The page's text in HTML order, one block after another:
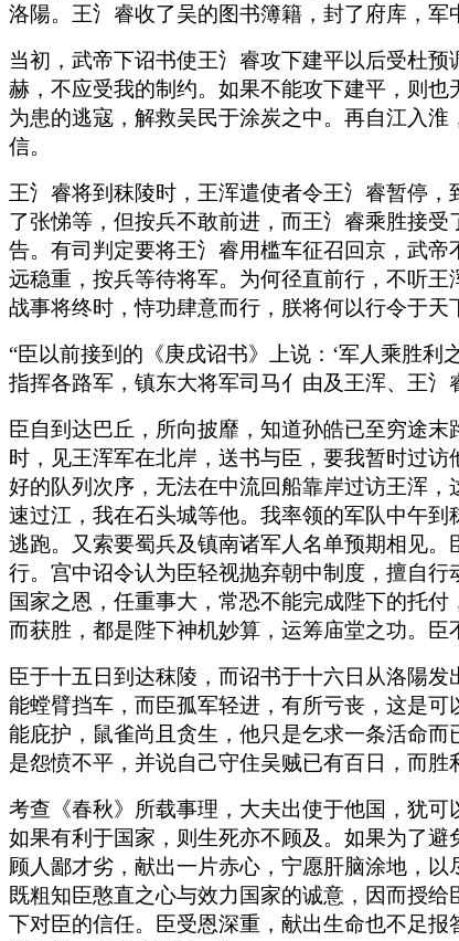
洛陽。王氵睿收了吴的图书簿籍，封了府库，军
当初，武帝下诏书使王氵睿攻下建平以后受杜
赫，不应受我的制约。如果不能攻下建平，则
为患的逃寇，解救吴民于涂炭之中。再自江入
信。
王氵睿将到秣陵时，王浑遣使者令王氵睿暂停
了张悌等，但按兵不敢前进，而王氵睿乘胜接
告。有司判定要将王氵睿用槛车征召回京，武
远稳重，按兵等待将军。为何径直前行，不听
战事将终时，恃功肆意而行，朕将何以行令于天
“臣以前接到的《庚戌诏书》上说：‘军人乘胜
指挥各路军，镇东大将军司马亻由及王浑、王氵
臣自到达巴丘，所向披靡，知道孙皓已至穷途
时，见王浑军在北岸，送书与臣，要我暂时过
好的队列次序，无法在中流回船靠岸过访王浑
速过江，我在石头城等他。我率领的军队中午
逃跑。又索要蜀兵及镇南诸军人名单预期相见
行。宫中诏令认为臣轻视抛弃朝中制度，擅自
国家之恩，任重事大，常恐不能完成陛下的托
而获胜，都是陛下神机妙算，运筹庙堂之功。
臣于十五日到达秣陵，而诏书于十六日从洛陽
能螳臂挡车，而臣孤军轻进，有所亏丧，这是
能庇护，鼠雀尚且贪生，他只是乞求一条活命
是怨愤不平，并说自己守住吴贼已有百日，而胜
考查《春秋》所载事理，大夫出使于他国，犹
如果有利于国家，则生死亦不顾及。如果为了
顾人鄙才劣，献出一片赤心，宁愿肝脑涂地，
既粗知臣憨直之心与效力国家的诚意，因而授
下对臣的信任。臣受恩深重，献出生命也不足